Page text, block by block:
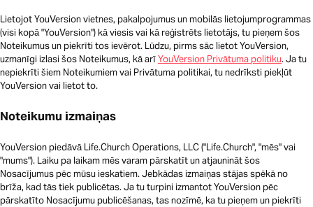
Lietojot YouVersion vietnes, pakalpojumus un mobilās lietojumprogrammas
(visi kopā "YouVersion") kā viesis vai kā reģistrēts lietotājs, tu pieņem šos
Noteikumus un piekrīti tos ievērot. Lūdzu, pirms sāc lietot YouVersion,
uzmanīgi izlasi šos Noteikumus, kā arīYouVersion Privātuma politiku. Ja tu
nepiekrīti šiem Noteikumiem vai Privātuma politikai, tu nedrīksti piekļūt
YouVersion vai lietot to.
Noteikumu izmaiņas
YouVersion piedāvā Life.Church Operations, LLC ("Life.Church", "mēs" vai
"mums"). Laiku pa laikam mēs varam pārskatīt un atjaunināt šos
Nosacījumus pēc mūsu ieskatiem. Jebkādas izmaiņas stājas spēkā no
brīža, kad tās tiek publicētas. Ja tu turpini izmantot YouVersion pēc
pārskatīto Nosacījumu publicēšanas, tas nozīmē, ka tu pieņem un piekrīti